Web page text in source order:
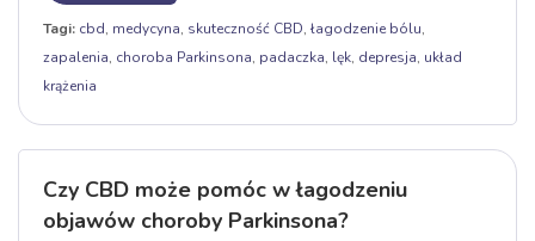
Tagi: cbd, medycyna, skuteczność CBD, łagodzenie bólu,
zapalenia, choroba Parkinsona, padaczka, lęk, depresja, układ
krążenia
Czy CBD może pomóc w łagodzeniu
objawów choroby Parkinsona?